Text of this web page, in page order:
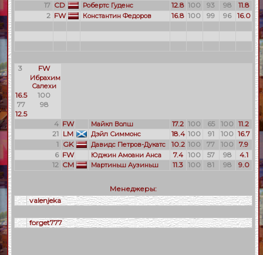
17 CD Робертс Гуденс 12.8 100 93 98
11.8
2 FW Константин Федоров 16.8 100 99 96 16.0
3 FW
Ибрахим
Салехи
16.5
100
77
98
12.5
4 FW Майкл Волш 17.2 100 65 100
11.2
21 LM Дэйл Симмонс 18.4 100 91 100 16.7
1 GK Давидс Петров-Дукатс 10.2 100 77 100
7.9
6 FW Юджин Амоани Анса 7.4 100 57 98
4.1
12 CM Мартиньш Аузиньш 11.3 100 81 98 9.0
Менеджеры:
valenjeka
forget777